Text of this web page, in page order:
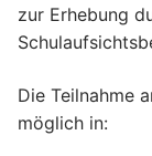
zur Erhebung
Die Teilnahme
möglich in: